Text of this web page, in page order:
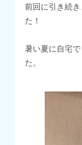
前回に引き続
た！
暑い夏に自宅
た。